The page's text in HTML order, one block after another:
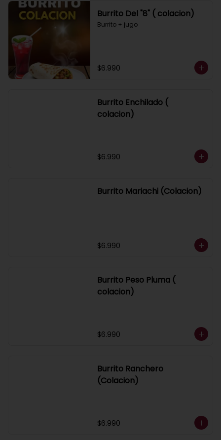
Burrito Del "8" ( colacion)
Burrito + jugo
$6.990
Burrito Enchilado (
colacion)
$6.990
Burrito Mariachi (Colacion)
$6.990
Burrito Peso Pluma (
colacion)
$6.990
Burrito Ranchero
(Colacion)
$6.990